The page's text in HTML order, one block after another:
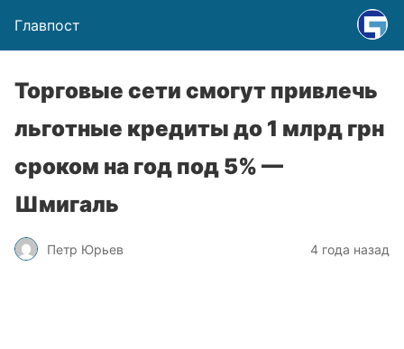
Главпост
Торговые сети смогут привлечь
льготные кредиты до 1 млрд грн
сроком на год под 5% —
Шмигаль
Петр Юрьев 4 года назад